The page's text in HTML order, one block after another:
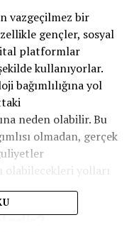
vazgeçilmez bir
gençler, sosyal
platformlar
kullanıyorlar.
bağımlılığına yol
neden olabilir. Bu
olmadan, gerçek
olabilecekleri yolları